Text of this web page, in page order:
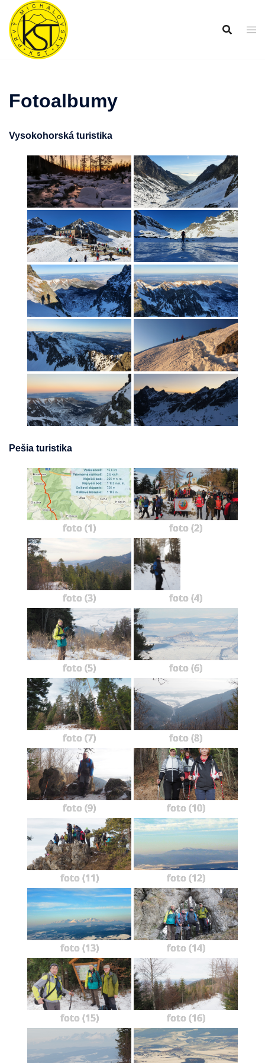
Preskočiť
obsah
Fotoalbumy
Vysokohorská turistika
Pešia turistika
foto (1) foto (2)
foto (3) foto (4)
foto (5) foto (6)
foto (7) foto (8)
foto (9) foto (10)
foto (11) foto (12)
foto (13) foto (14)
foto (15) foto (16)